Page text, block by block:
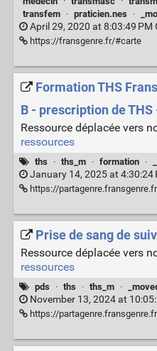
transfem
· praticien.nes ·
April 29, 2020 at 8:03:49 PM
https://fransgenre.fr/#carte
Formation THS
B - prescription de
Ressource déplacée vers
ressources
ths · ths_m · formation ·
January 14, 2025 at 4:30:24
https://partagenre.fransgenre.fr/
Prise de sang de
Ressource déplacée vers
ressources
pds · ths · ths_m ·
November 13, 2024 at
https://partagenre.fransgenre.fr/